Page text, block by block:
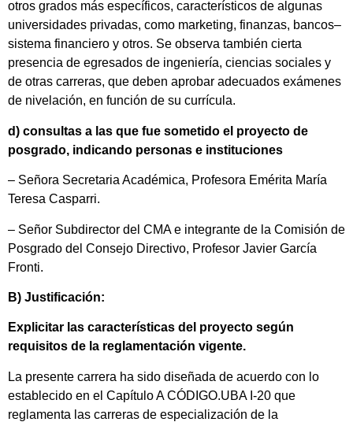
otros grados más específicos, característicos de algunas
universidades privadas, como marketing, finanzas, bancos–
sistema financiero y otros. Se observa también cierta
presencia de egresados de ingeniería, ciencias sociales y
de otras carreras, que deben aprobar adecuados exámenes
de nivelación, en función de su currícula.
d) consultas a las que fue sometido el proyecto de
posgrado, indicando personas e instituciones
– Señora Secretaria Académica, Profesora Emérita María
Teresa Casparri.
– Señor Subdirector del CMA e integrante de la Comisión de
Posgrado del Consejo Directivo, Profesor Javier García
Fronti.
B) Justificación:
Explicitar las características del proyecto según
requisitos de la reglamentación vigente.
La presente carrera ha sido diseñada de acuerdo con lo
establecido en el Capítulo A CÓDIGO.UBA I-20 que
reglamenta las carreras de especialización de la